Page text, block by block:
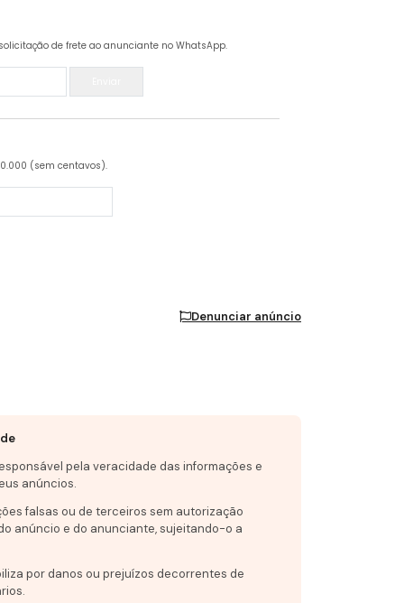
de frete ao anunciante no WhatsApp.
(sem centavos).
Denunciar anúncio
pela veracidade das informações e
anúncios.
falsas ou de terceiros sem autorização
anúncio e do anunciante, sujeitando-o a
por danos ou prejuízos decorrentes de